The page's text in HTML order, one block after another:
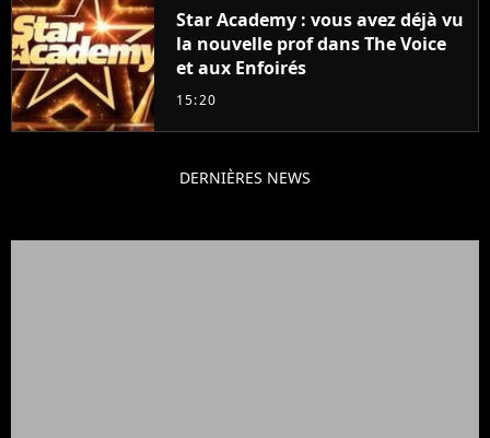
Star Academy : vous avez déjà vu
la nouvelle prof dans The Voice
et aux Enfoirés
15:20
DERNIÈRES NEWS